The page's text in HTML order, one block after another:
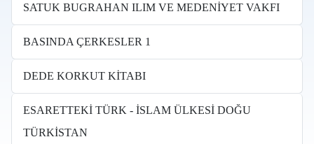
SATUK BUGRAHAN ILIM VE MEDENİYET VAKFI
BASINDA ÇERKESLER 1
DEDE KORKUT KİTABI
ESARETTEKİ TÜRK - İSLAM ÜLKESİ DOĞU
TÜRKİSTAN